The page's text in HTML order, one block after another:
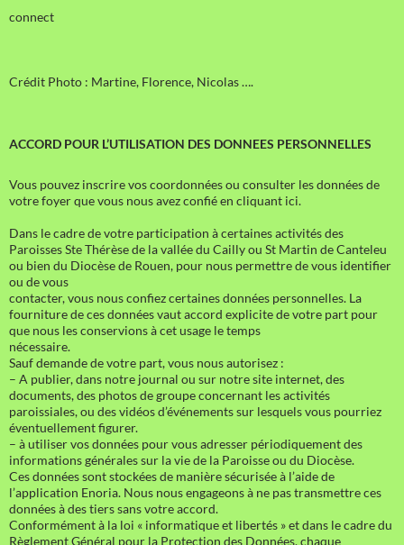
connect
Crédit Photo : Martine, Florence, Nicolas ….
ACCORD POUR L’UTILISATION DES DONNEES PERSONNELLES
Vous pouvez inscrire vos coordonnées ou consulter les données de
votre foyer que vous nous avez confié en cliquant ici.
Dans le cadre de votre participation à certaines activités des
Paroisses Ste Thérèse de la vallée du Cailly ou St Martin de Canteleu
ou bien du Diocèse de Rouen, pour nous permettre de vous identifier
ou de vous
contacter, vous nous confiez certaines données personnelles. La
fourniture de ces données vaut accord explicite de votre part pour
que nous les conservions à cet usage le temps
nécessaire.
Sauf demande de votre part, vous nous autorisez :
– A publier, dans notre journal ou sur notre site internet, des
documents, des photos de groupe concernant les activités
paroissiales, ou des vidéos d’événements sur lesquels vous pourriez
éventuellement figurer.
– à utiliser vos données pour vous adresser périodiquement des
informations générales sur la vie de la Paroisse ou du Diocèse.
Ces données sont stockées de manière sécurisée à l’aide de
l’application Enoria. Nous nous engageons à ne pas transmettre ces
données à des tiers sans votre accord.
Conformément à la loi « informatique et libertés » et dans le cadre du
Règlement Général pour la Protection des Données, chaque